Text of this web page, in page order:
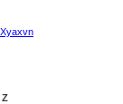
Xyaxvn
Z